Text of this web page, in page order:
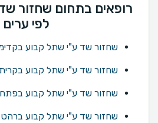
רופאים בתחום שחזור
לפי ערים
שחזור שד ע"י שתל קבוע
שחזור שד ע"י שתל קבוע
שחזור שד ע"י שתל קבוע
שחזור שד ע"י שתל קבוע ברהט